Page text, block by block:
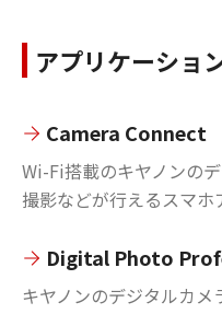
アプリケーショ
Camera Connect
Wi-Fi搭載のキヤノンの
撮影などが行えるスマホ
Digital Photo
キヤノンのデジタルカ